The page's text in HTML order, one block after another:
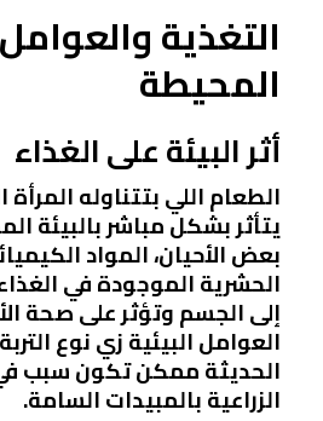
التغذية
المحيطة
أثر البيئة على الغذاء
الطعام اللي بتتناوله
يتأثر بشكل مباشر بالبيئة
بعض الأحيان، المواد
الحشرية الموجودة في
إلى الجسم وتؤثر على صحة
العوامل البيئية زي نوع
الحديثة ممكن تكون سبب
الزراعية بالمبيدات السامة.